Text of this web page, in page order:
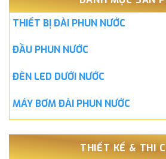
THIẾT BỊ ĐÀI PHUN NƯỚC
ĐẦU PHUN NƯỚC
ĐÈN LED DƯỚI NƯỚC
MÁY BƠM ĐÀI PHUN NƯỚC
THIẾT KẾ & THI